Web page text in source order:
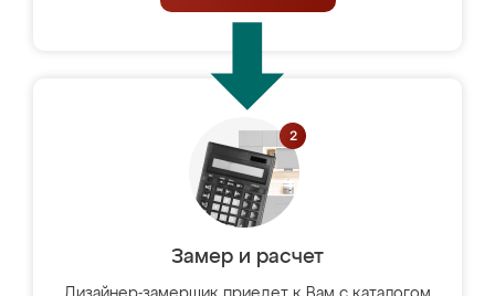
Замер и расчет